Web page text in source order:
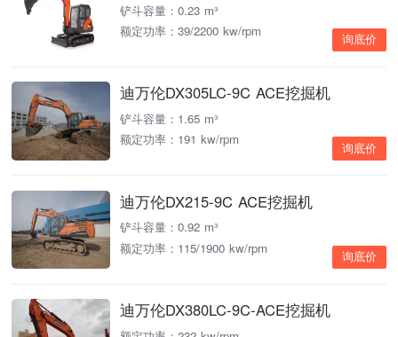
铲斗容量：0.23 m³
额定功率：39/2200 kw/rpm
询底价
迪万伦DX305LC-9C ACE挖掘机
铲斗容量：1.65 m³
额定功率：191 kw/rpm
询底价
迪万伦DX215-9C ACE挖掘机
铲斗容量：0.92 m³
额定功率：115/1900 kw/rpm
询底价
迪万伦DX380LC-9C-ACE挖掘机